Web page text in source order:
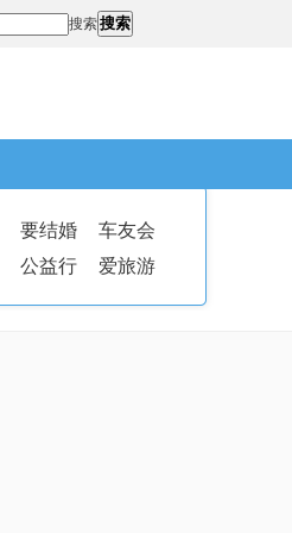
搜索搜索
要结婚
车友会
公益行 爱旅游